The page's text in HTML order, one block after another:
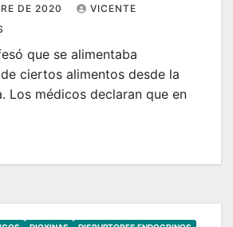
DE 2020
VICENTE
que se alimentaba
ciertos alimentos desde la
Los médicos declaran que en